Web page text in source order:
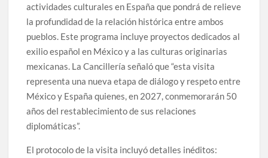
actividades culturales en España que pondrá de relieve
la profundidad de la relación histórica entre ambos
pueblos. Este programa incluye proyectos dedicados al
exilio español en México y a las culturas originarias
mexicanas. La Cancillería señaló que “esta visita
representa una nueva etapa de diálogo y respeto entre
México y España quienes, en 2027, conmemorarán 50
años del restablecimiento de sus relaciones
diplomáticas”.
El protocolo de la visita incluyó detalles inéditos: